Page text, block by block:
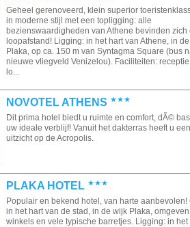
Geheel gerenoveerd, klein superior
in moderne stijl met een topligging: alle
bezienswaardigheden van Athene bevinden zich
loopafstand! Ligging: in het hart van Athene, in
Plaka, op ca. 150 m van Syntagma Square (bus
nieuwe vliegveld Venizelou). Faciliteiten:
lo...
NOVOTEL ATHENS
Dit prima hotel biedt u ruimte en comfort, dÃ©
uw ideale verblijf! Vanuit het dakterras heeft u
uitzicht op de Acropolis.
PLAKA HOTEL
Populair en bekend hotel, van harte aanbevolen!
in het hart van de stad, in de wijk Plaka,
winkels en vele typische barretjes. Ligging: in het